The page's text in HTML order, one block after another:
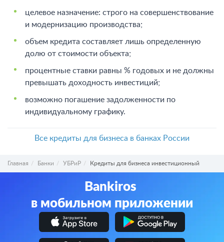
целевое назначение: строго на совершенствование
и модернизацию производства;
объем кредита составляет лишь определенную
долю от стоимости объекта;
процентные ставки равны % годовых и не должны
превышать доходность инвестиций;
возможно погашение задолженности по
индивидуальному графику.
Все кредиты для бизнеса в банках России
Главная Банки УБРиР Кредиты для бизнеса инвестиционный
Bankiros
в мобильном приложении